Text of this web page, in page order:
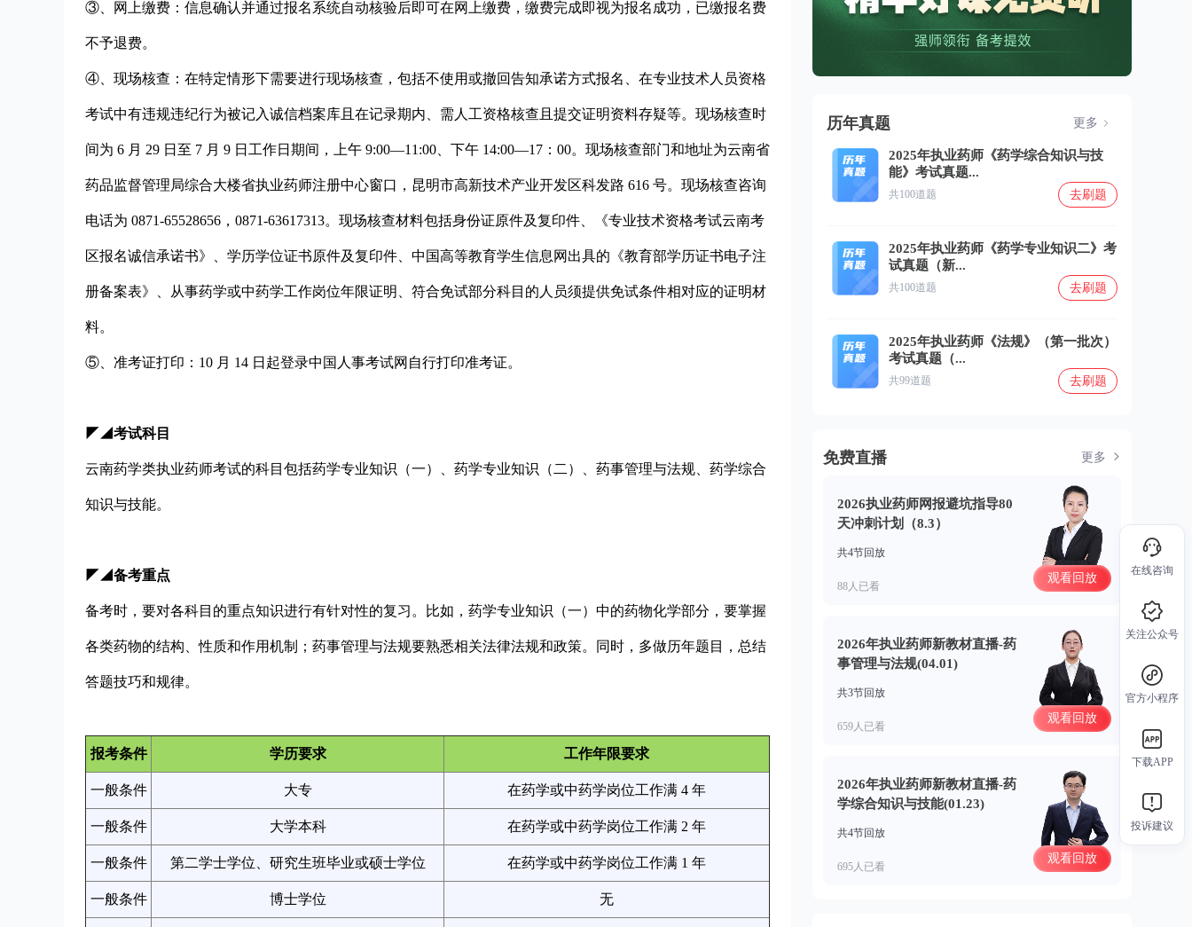
③、网上缴费：信息确认并通过报名系统自动核验后即可在网上缴费，缴费完成即视为报名成功，已缴报名费
不予退费。
④、现场核查：在特定情形下需要进行现场核查，包括不使用或撤回告知承诺方式报名、在专业技术人员资格
考试中有违规违纪行为被记入诚信档案库且在记录期内、需人工资格核查且提交证明资料存疑等。现场核查时
间为 6 月 29 日至 7 月 9 日工作日期间，上午 9:00—11:00、下午 14:00—17：00。现场核查部门和地址为云南省
药品监督管理局综合大楼省执业药师注册中心窗口，昆明市高新技术产业开发区科发路 616 号。现场核查咨询
电话为 0871-65528656，0871-63617313。现场核查材料包括身份证原件及复印件、《专业技术资格考试云南考
区报名诚信承诺书》、学历学位证书原件及复印件、中国高等教育学生信息网出具的《教育部学历证书电子注
册备案表》、从事药学或中药学工作岗位年限证明、符合免试部分科目的人员须提供免试条件相对应的证明材
料。
⑤、准考证打印：10 月 14 日起登录中国人事考试网自行打印准考证。
◤◢考试科目
云南药学类执业药师考试的科目包括药学专业知识（一）、药学专业知识（二）、药事管理与法规、药学综合
知识与技能。
◤◢备考重点
备考时，要对各科目的重点知识进行有针对性的复习。比如，药学专业知识（一）中的药物化学部分，要掌握
各类药物的结构、性质和作用机制；药事管理与法规要熟悉相关法律法规和政策。同时，多做历年题目，总结
答题技巧和规律。
报考条件 学历要求 工作年限要求
一般条件 大专 在药学或中药学岗位工作满 4 年
一般条件 大学本科 在药学或中药学岗位工作满 2 年
一般条件 第二学士学位、研究生班毕业或硕士学位 在药学或中药学岗位工作满 1 年
一般条件 博士学位 无
历年真题 更多
2025年执业药师《药学综合知识与技
能》考试真题...
共100道题 去刷题
2025年执业药师《药学专业知识二》考
试真题（新...
共100道题 去刷题
2025年执业药师《法规》（第一批次）
考试真题（...
共99道题 去刷题
免费直播 更多
2026执业药师网报避坑指导80
天冲刺计划（8.3）
共4节回放
88人已看
观看回放
2026年执业药师新教材直播-药
事管理与法规(04.01)
共3节回放
659人已看
观看回放
2026年执业药师新教材直播-药
学综合知识与技能(01.23)
共4节回放
695人已看
观看回放
在线咨询
关注公众号
官方小程序
下载APP
投诉建议